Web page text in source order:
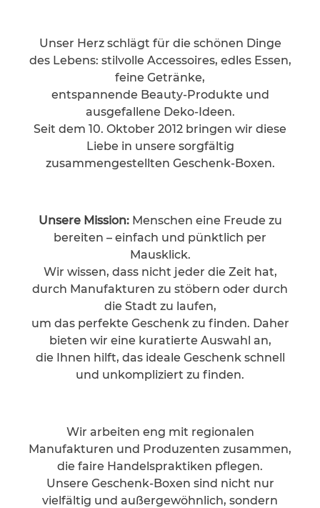
Unser Herz schlägt für die schönen Dinge
des Lebens: stilvolle Accessoires, edles Essen,
feine Getränke,
entspannende Beauty-Produkte und
ausgefallene Deko-Ideen.
Seit dem 10. Oktober 2012 bringen wir diese
Liebe in unsere sorgfältig
zusammengestellten Geschenk-Boxen.
Unsere Mission:Menschen eine Freude zu
bereiten – einfach und pünktlich per
Mausklick.
Wir wissen, dass nicht jeder die Zeit hat,
durch Manufakturen zu stöbern oder durch
die Stadt zu laufen,
um das perfekte Geschenk zu finden. Daher
bieten wir eine kuratierte Auswahl an,
die Ihnen hilft, das ideale Geschenk schnell
und unkompliziert zu finden.
Wir arbeiten eng mit regionalen
Manufakturen und Produzenten zusammen,
die faire Handelspraktiken pflegen.
Unsere Geschenk-Boxen sind nicht nur
vielfältig und außergewöhnlich, sondern